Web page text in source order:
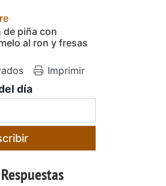
de piña con
al ron y fresas
Imprimir
día